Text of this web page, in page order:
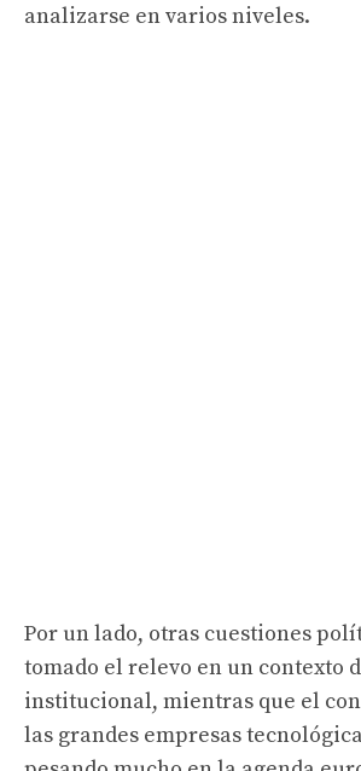
analizarse en varios niveles.
Por un lado, otras cuestiones
tomado el relevo en un contexto
institucional, mientras que el
las grandes empresas